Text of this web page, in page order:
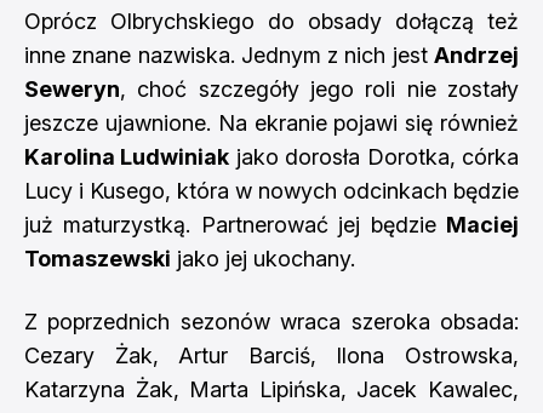
Oprócz Olbrychskiego do obsady dołączą też
inne znane nazwiska. Jednym z nich jest Andrzej
Seweryn, choć szczegóły jego roli nie zostały
jeszcze ujawnione. Na ekranie pojawi się również
Karolina Ludwiniak jako dorosła Dorotka, córka
Lucy i Kusego, która w nowych odcinkach będzie
już maturzystką. Partnerować jej będzie Maciej
Tomaszewski jako jej ukochany.
Z poprzednich sezonów wraca szeroka obsada:
Cezary Żak, Artur Barciś, Ilona Ostrowska,
Katarzyna Żak, Marta Lipińska, Jacek Kawalec,